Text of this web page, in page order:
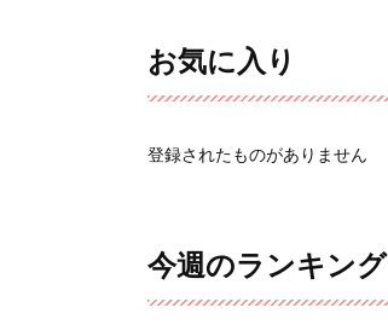
お気に入り
登録されたものがありません
今週のランキング